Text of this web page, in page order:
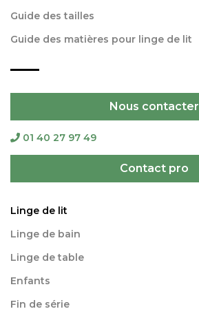
Guide des tailles
Guide des matières pour linge de lit
Nous contacter
01 40 27 97 49
Contact pro
Linge de lit
Linge de bain
Linge de table
Enfants
Fin de série